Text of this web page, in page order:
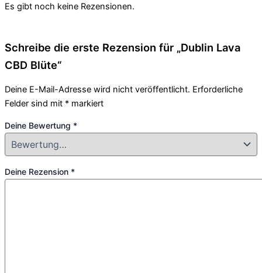
Es gibt noch keine Rezensionen.
Schreibe die erste Rezension für „Dublin Lava
CBD Blüte“
Deine E-Mail-Adresse wird nicht veröffentlicht. Erforderliche
Felder sind mit * markiert
Deine Bewertung *
Deine Rezension *